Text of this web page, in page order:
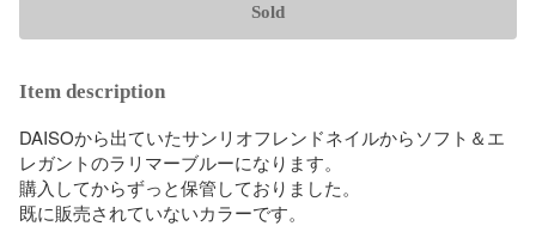
Sold
Item description
DAISOから出ていたサンリオフレンドネイルからソフト＆エ
レガントのラリマーブルーになります。
購入してからずっと保管しておりました。
既に販売されていないカラーです。